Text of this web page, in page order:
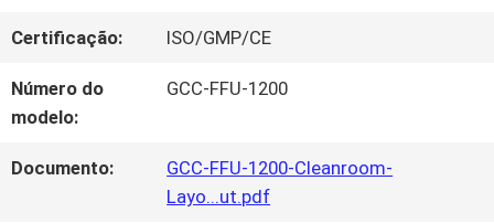
FÁBRICA
Certificação: ISO/GMP/CE
Número do
modelo:
GCC-FFU-1200
Documento:
GCC-FFU-1200-Cleanroom-
Layo...ut.pdf